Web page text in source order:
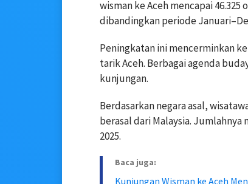
wisman ke Aceh mencapai
dibandingkan periode
Peningkatan ini mencerminkan
tarik Aceh. Berbagai agenda
kunjungan.
Berdasarkan negara asal,
berasal dari Malaysia. Jumlahnya
2025.
Baca juga:
Kunjungan Wisman ke Aceh